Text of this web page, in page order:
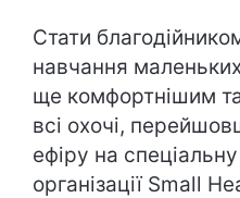
Стати
навчання маленьких
ще комфортнішим
всі охочі,
ефіру на
організації Small